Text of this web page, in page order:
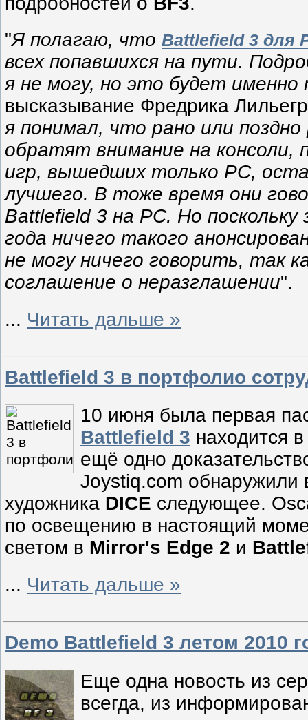
"Я полагаю, что Battlefield 3 для
всех попавшихся на пути.
я не могу, но это будет именно
высказывание Фредрика
я понимал, что рано или поздно
обратят внимание на консоли,
игр, вышедших только PC,
лучшего. В тоже время они
Battlefield 3 на PC. Но
года ничего такого
не могу ничего говорить, так
соглашение о неразглашении".
... Читать дальше »
Battlefield 3 в портфолио
10 июня была первая
Battlefield 3 находится
ещё одно
Joystiq.com обнаружили
художника DICE следующее.
по освещению в настоящий
светом в Mirror's Edge 2 и
... Читать дальше »
Demo Battlefield 3 летом 2010
Еще одна новость из
всегда, из